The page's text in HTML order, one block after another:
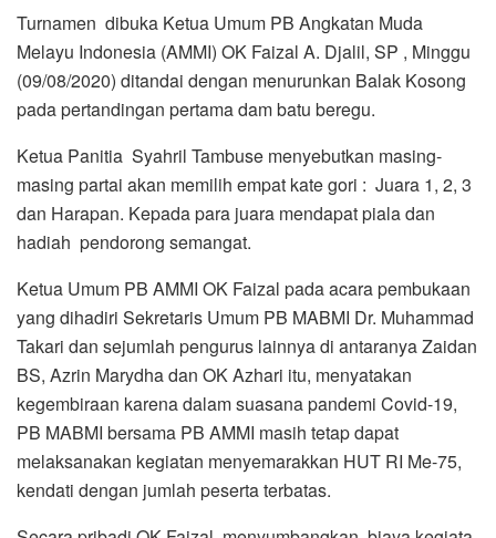
Turnamen dibuka Ketua Umum PB Angkatan Muda
Melayu Indonesia (AMMI) OK Faizal A. Djalil, SP , Minggu
(09/08/2020) ditandai dengan menurunkan Balak Kosong
pada pertandingan pertama dam batu beregu.
Ketua Panitia Syahril Tambuse menyebutkan masing-
masing partai akan memilih empat kate gori : Juara 1, 2, 3
dan Harapan. Kepada para juara mendapat piala dan
hadiah pendorong semangat.
Ketua Umum PB AMMI OK Faizal pada acara pembukaan
yang dihadiri Sekretaris Umum PB MABMI Dr. Muhammad
Takari dan sejumlah pengurus lainnya di antaranya Zaidan
BS, Azrin Marydha dan OK Azhari itu, menyatakan
kegembiraan karena dalam suasana pandemi Covid-19,
PB MABMI bersama PB AMMI masih tetap dapat
melaksanakan kegiatan menyemarakkan HUT RI Me-75,
kendati dengan jumlah peserta terbatas.